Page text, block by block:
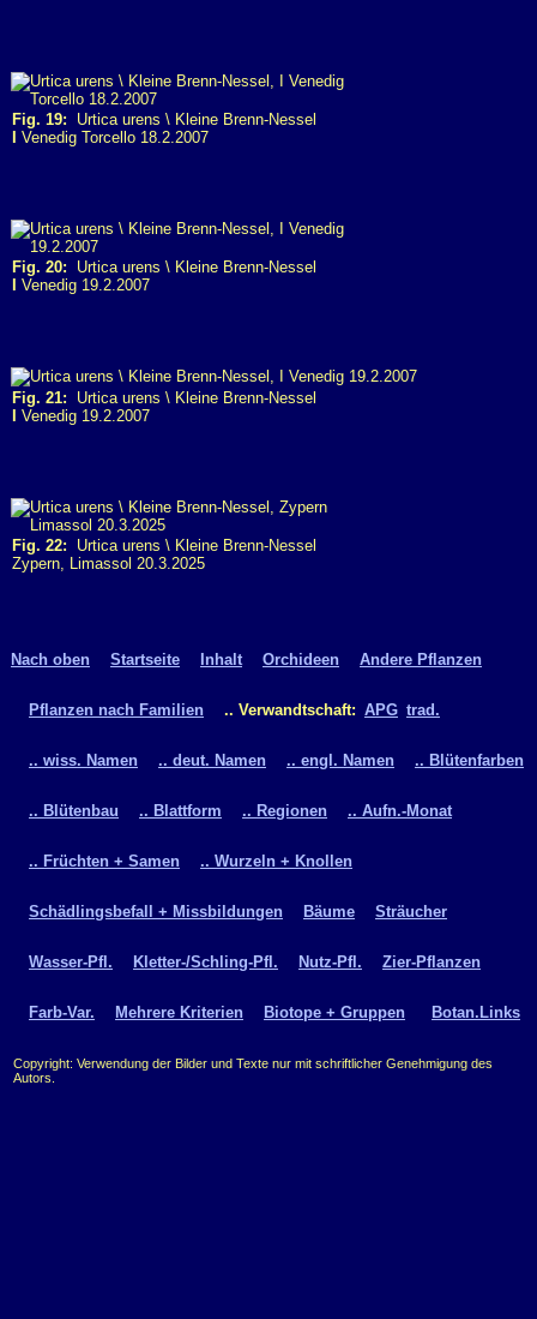
Fig. 19: Urtica urens \ Kleine Brenn-Nessel
Venedig Torcello 18.2.2007
Fig. 20: Urtica urens \ Kleine Brenn-Nessel
Venedig 19.2.2007
Fig. 21: Urtica urens \ Kleine Brenn-Nessel
Venedig 19.2.2007
Fig. 22: Urtica urens \ Kleine Brenn-Nessel
Zypern, Limassol 20.3.2025
Nach oben Startseite Inhalt Orchideen Andere Pflanzen
Pflanzen nach Familien .. Verwandtschaft: APG trad.
.. wiss. Namen .. deut. Namen .. engl. Namen .. Blütenfarben
.. Blütenbau .. Blattform .. Regionen .. Aufn.-Monat
.. Früchten + Samen .. Wurzeln + Knollen
Schädlingsbefall + Missbildungen Bäume Sträucher
Wasser-Pfl. Kletter-/Schling-Pfl. Nutz-Pfl. Zier-Pflanzen
Farb-Var. Mehrere Kriterien Biotope + Gruppen Botan.Links
Copyright: Verwendung der Bilder und Texte nur mit schriftlicher Genehmigung des
Autors.